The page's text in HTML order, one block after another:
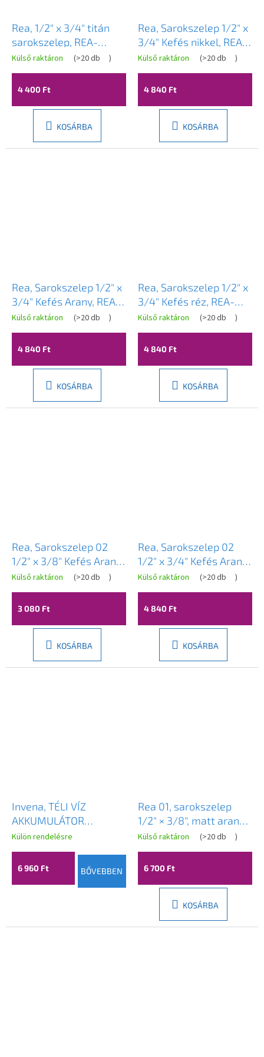
Rea, 1/2" x 3/4" titán
sarokszelep, REA-
03602
Külső raktáron (>20 db )
4 400 Ft
KOSÁRBA
Rea, Sarokszelep 1/2" x
3/4" Kefés nikkel, REA-
03603
Külső raktáron (>20 db )
4 840 Ft
KOSÁRBA
Rea, Sarokszelep 1/2" x
3/4" Kefés Arany, REA-
03600
Külső raktáron (>20 db )
4 840 Ft
KOSÁRBA
Rea, Sarokszelep 1/2" x
3/4" Kefés réz, REA-
03601
Külső raktáron (>20 db )
4 840 Ft
KOSÁRBA
Rea, Sarokszelep 02
1/2" x 3/8" Kefés Arany,
REA-03612
Külső raktáron (>20 db )
3 080 Ft
KOSÁRBA
Rea, Sarokszelep 02
1/2" x 3/4" Kefés Arany,
REA-03608
Külső raktáron (>20 db )
4 840 Ft
KOSÁRBA
Invena, TÉLI VÍZ
AKKUMULÁTOR
ELASTYCZNĄ
WYLEWKĄ,
INOX/FEKETE, INV-BZ-
Külön rendelésre
6 960 Ft BŐVEBBEN
Rea 01, sarokszelep
1/2" × 3/8", matt arany,
REA-12004
Külső raktáron (>20 db )
6 700 Ft
KOSÁRBA